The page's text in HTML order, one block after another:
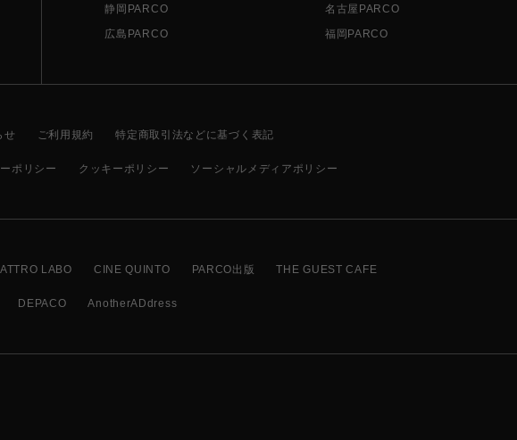
静岡PARCO
名古屋PARCO
広島PARCO
福岡PARCO
せ ご利用規約 特定商取引法などに基づく表記
ポリシー クッキーポリシー ソーシャルメディアポリシー
LABO CINE QUINTO PARCO出版 THE GUEST CAFE
DEPACO AnotherADdress